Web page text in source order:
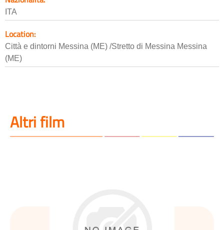
ITA
Location:
Città e dintorni Messina (ME) /Stretto di Messina Messina
(ME)
Altri film